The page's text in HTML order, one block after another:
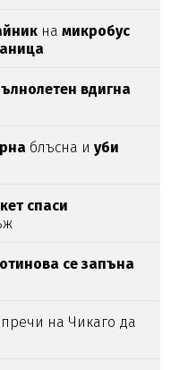
намикробус
вдигна
блъсна иуби
спаси
се запъна
на Чикаго да